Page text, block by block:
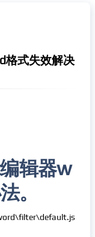
格式失效解决
辑器w
。